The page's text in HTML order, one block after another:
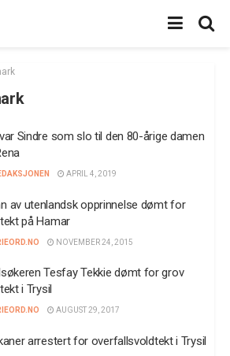
Sindre som slo til den 80-årige damen
APRIL 4, 2019
av utenlandsk opprinnelse dømt for
på Hamar
NOVEMBER 24, 2015
Tesfay Tekkie dømt for grov
i Trysil
AUGUST 29, 2017
arrestert for overfallsvoldtekt i Trysil